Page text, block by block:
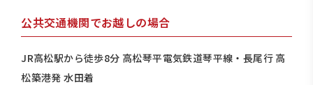
公共交通機関でお越しの場合
JR高松駅から徒歩8分 高松琴平電気鉄道琴平線・長尾行 高
松築港発 水田着